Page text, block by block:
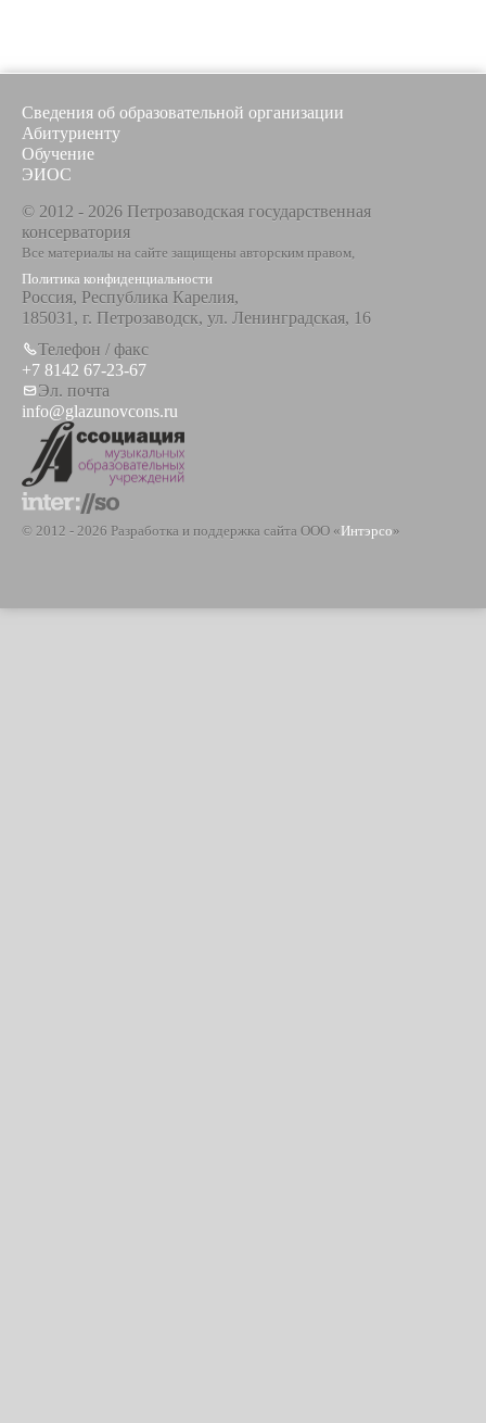
Сведения об образовательной организации
Абитуриенту
Обучение
ЭИОС
© 2012 - 2026 Петрозаводская государственная
консерватория
Все материалы на сайте защищены авторским правом,
Политика конфиденциальности
Россия, Республика Карелия,
185031, г. Петрозаводск, ул. Ленинградская, 16
Телефон / факс
+7 8142 67-23-67
Эл. почта
info@glazunovcons.ru
© 2012 - 2026 Разработка и поддержка сайта ООО « Интэрсо»